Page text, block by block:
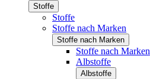
Stoffe
Stoffe
Stoffe nach Marken
Stoffe nach Marken
Stoffe nach Marken
Albstoffe
Albstoffe